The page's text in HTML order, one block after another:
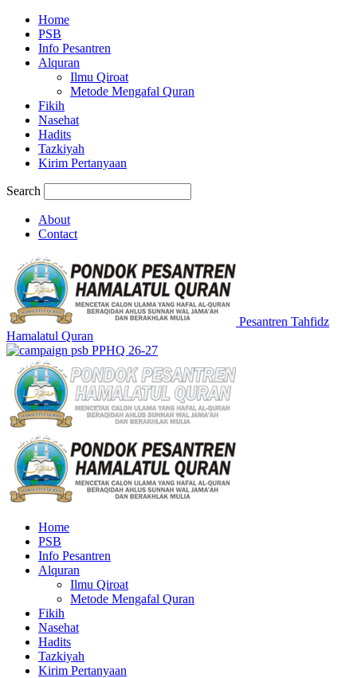
Home
PSB
Info Pesantren
Alquran
Ilmu Qiroat
Metode Mengafal Quran
Fikih
Nasehat
Hadits
Tazkiyah
Kirim Pertanyaan
Search
About
Contact
Pesantren Tahfidz
Hamalatul Quran
Home
PSB
Info Pesantren
Alquran
Ilmu Qiroat
Metode Mengafal Quran
Fikih
Nasehat
Hadits
Tazkiyah
Kirim Pertanyaan